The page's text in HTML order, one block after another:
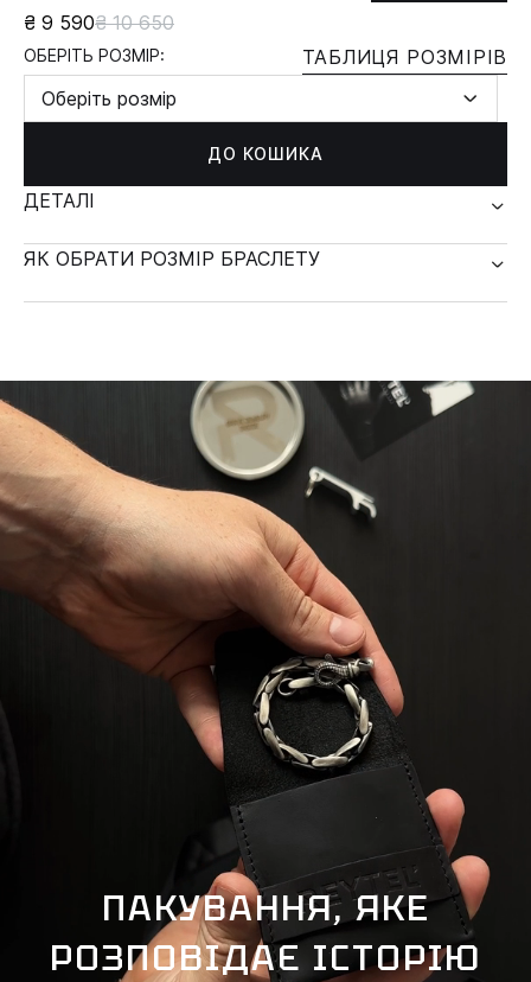
₴ 9 590₴ 10 650
ОБЕРІТЬ РОЗМІР:
ТАБЛИЦЯ РОЗМІРІВ
Оберіть розмір
ДО КОШИКА
ДЕТАЛІ
ЯК ОБРАТИ РОЗМІР БРАСЛЕТУ
ПАКУВАННЯ, ЯКЕ
РОЗПОВІДАЄ ІСТОРІЮ